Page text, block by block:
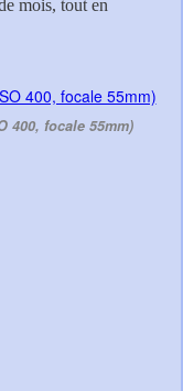
mois, tout en
400, focale 55mm)